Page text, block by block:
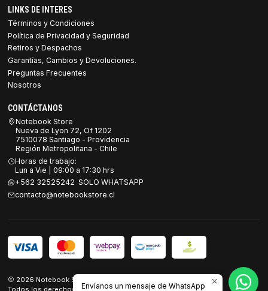
LINKS DE INTERES
Términos y Condiciones
Política de Privacidad y Seguridad
Retiros y Despachos
Garantías, Cambios y Devoluciones.
Preguntas Frecuentes
Nosotros
CONTÁCTANOS
Notebook Store
Nueva de Lyon 72, Of 1202
7510078 Santiago - Providencia
Región Metropolitana - Chile
Horas de trabajo:
Lun a Vie | 09:00 a 17:30 hrs
+562 32525242 SOLO WHATSAPP
contacto@notebookstore.cl
2026 Notebook Store.
Todos los derechos reservados.Desarrollado por Jumpseller
Envíanos un mensaje de WhatsApp